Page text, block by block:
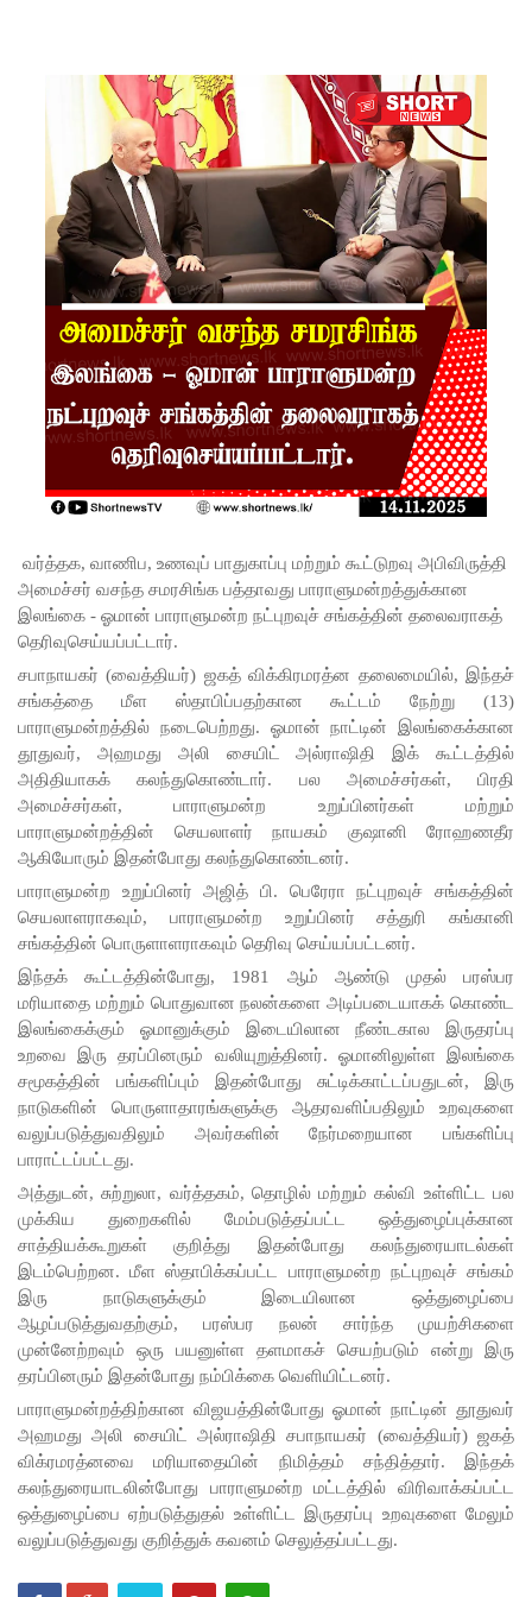
மட்டக்கள
ப்பு
சிறைச்சா
லையை
சுற்றி
பலத்த
பாதுகாப்பு!
லலித் -
காணாமற்
போன
வழக்கு
கோட்டாப
ய
ராஜபக்ச
செப்டம்பர்
29ஆம்
தேதி
காணொ
ளி மூலம்
சாட்சியம
ளிக்க
நீதிமன்றம்
உத்தரவு!
நேற்றைய
மெகசின்
சிறை
மோதலில்
கைதி
ஒருவர்
பலி!
நாட்டில்
தொடரும்
சிறைக்கல
வரங்கள் -
வர்த்தக, வாணிப, உணவுப் பாதுகாப்பு மற்றும் கூட்டுறவு அபிவிருத்தி
அமைச்சர் வசந்த சமரசிங்க பத்தாவது பாராளுமன்றத்துக்கான
இலங்கை - ஓமான் பாராளுமன்ற நட்புறவுச் சங்கத்தின் தலைவராகத்
தெரிவுசெய்யப்பட்டார்.
சபாநாயகர் (வைத்தியர்) ஜகத் விக்கிரமரத்ன தலைமையில், இந்தச்
சங்கத்தை மீள ஸ்தாபிப்பதற்கான கூட்டம் நேற்று (13)
பாராளுமன்றத்தில் நடைபெற்றது. ஓமான் நாட்டின் இலங்கைக்கான
தூதுவர், அஹமது அலி சையிட் அல்ராஷிதி இக் கூட்டத்தில்
அதிதியாகக் கலந்துகொண்டார். பல அமைச்சர்கள், பிரதி
அமைச்சர்கள், பாராளுமன்ற உறுப்பினர்கள் மற்றும்
பாராளுமன்றத்தின் செயலாளர் நாயகம் குஷானி ரோஹணதீர
ஆகியோரும் இதன்போது கலந்துகொண்டனர்.
பாராளுமன்ற உறுப்பினர் அஜித் பி. பெரேரா நட்புறவுச் சங்கத்தின்
செயலாளராகவும், பாராளுமன்ற உறுப்பினர் சத்துரி கங்கானி
சங்கத்தின் பொருளாளராகவும் தெரிவு செய்யப்பட்டனர்.
இந்தக் கூட்டத்தின்போது, 1981 ஆம் ஆண்டு முதல் பரஸ்பர
மரியாதை மற்றும் பொதுவான நலன்களை அடிப்படையாகக் கொண்ட
இலங்கைக்கும் ஓமானுக்கும் இடையிலான நீண்டகால இருதரப்பு
உறவை இரு தரப்பினரும் வலியுறுத்தினர். ஓமானிலுள்ள இலங்கை
சமூகத்தின் பங்களிப்பும் இதன்போது சுட்டிக்காட்டப்பதுடன், இரு
நாடுகளின் பொருளாதாரங்களுக்கு ஆதரவளிப்பதிலும் உறவுகளை
வலுப்படுத்துவதிலும் அவர்களின் நேர்மறையான பங்களிப்பு
பாராட்டப்பட்டது.
அத்துடன், சுற்றுலா, வர்த்தகம், தொழில் மற்றும் கல்வி உள்ளிட்ட பல
முக்கிய துறைகளில் மேம்படுத்தப்பட்ட ஒத்துழைப்புக்கான
சாத்தியக்கூறுகள் குறித்து இதன்போது கலந்துரையாடல்கள்
இடம்பெற்றன. மீள ஸ்தாபிக்கப்பட்ட பாராளுமன்ற நட்புறவுச் சங்கம்
இரு நாடுகளுக்கும் இடையிலான ஒத்துழைப்பை
ஆழப்படுத்துவதற்கும், பரஸ்பர நலன் சார்ந்த முயற்சிகளை
முன்னேற்றவும் ஒரு பயனுள்ள தளமாகச் செயற்படும் என்று இரு
தரப்பினரும் இதன்போது நம்பிக்கை வெளியிட்டனர்.
பாராளுமன்றத்திற்கான விஜயத்தின்போது ஓமான் நாட்டின் தூதுவர்
அஹமது அலி சையிட் அல்ராஷிதி சபாநாயகர் (வைத்தியர்) ஜகத்
விக்ரமரத்னவை மரியாதையின் நிமித்தம் சந்தித்தார். இந்தக்
கலந்துரையாடலின்போது பாராளுமன்ற மட்டத்தில் விரிவாக்கப்பட்ட
ஒத்துழைப்பை ஏற்படுத்துதல் உள்ளிட்ட இருதரப்பு உறவுகளை மேலும்
வலுப்படுத்துவது குறித்துக் கவனம் செலுத்தப்பட்டது.